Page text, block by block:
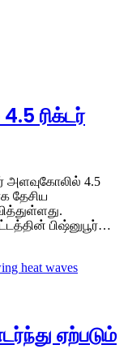
ரிக்டர்
அளவுகோலில் 4.5
தேசிய
பிஷ்னுபூர்…
ஏற்படும்